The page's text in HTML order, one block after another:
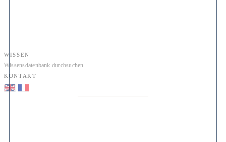
WISSEN
Wissensdatenbank durchsuchen
KONTAKT